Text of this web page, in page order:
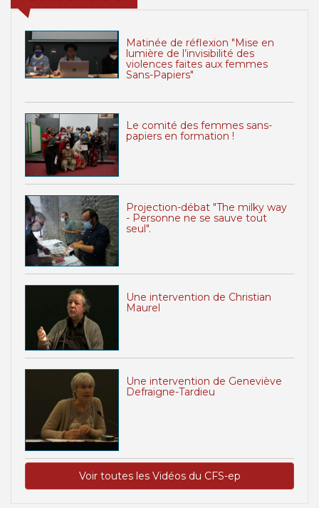
Matinée de réflexion "Mise en
lumière de l’invisibilité des
violences faites aux femmes
Sans-Papiers"
Le comité des femmes sans-
papiers en formation !
Projection-débat "The milky way
- Personne ne se sauve tout
seul".
Une intervention de Christian
Maurel
Une intervention de Geneviève
Defraigne-Tardieu
Voir toutes les Vidéos du CFS-ep